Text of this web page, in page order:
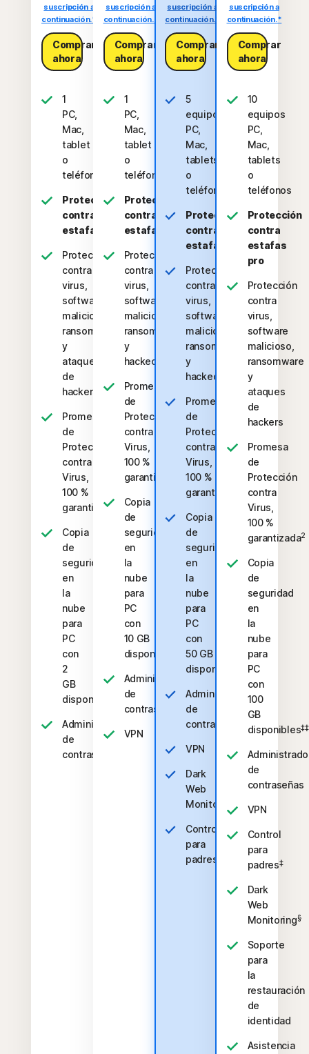
suscripción a
continuación.*
Comprar
ahora
1
PC,
Mac,
tablet
o
teléfono
Protección
contra
estafas
Protección
contra
virus,
software
malicioso,
ransomware
y
ataques
de
hackers
Promesa
de
Protección
contra
Virus,
100 %
garantizada
Copia
de
seguridad
en
la
nube
para
PC
con
2
GB
disponibles
‡‡,4
Administrador
de
contraseñas
suscripción a
continuación.*
Comprar
ahora
1
PC,
Mac,
tablet
o
teléfono
Protección
contra
estafas
Protección
contra
virus,
software
malicioso,
ransomware
y
hackeos
Promesa
de
Protección
contra
Virus,
100 %
garantizada
Copia
de
seguridad
en
la
nube
para
PC
con
10 GB
disponibles
‡‡,4
Administrador
de
contraseñas
VPN
suscripción a
continuación.*
Comprar
ahora
5
equipos
PC,
Mac,
tablets
o
teléfonos
Protección
contra
estafas
Protección
contra
virus,
software
malicioso,
ransomware
y
hackeos
Promesa
de
Protección
contra
Virus,
100 %
garantizada
Copia
de
seguridad
en
la
nube
para
PC
con
50 GB
disponibles
‡‡,4
Administrador
de
contraseñas
VPN
Dark
Web
Monitoring
Control
para
padres
suscripción a
continuación.*
Comprar
ahora
10
equipos
PC,
Mac,
tablets
o
teléfonos
Protección
contra
estafas
pro
Protección
contra
virus,
software
malicioso,
ransomware
y
ataques
de
hackers
Promesa
de
Protección
contra
Virus,
100 %
garantizada2
Copia
de
seguridad
en
la
nube
para
PC
con
100
GB
disponibles
de
contraseñas
VPN
Control
para
padres‡
Dark
Web
Monitoring§
Soporte
para
la
restauración
de
identidad
Asistencia